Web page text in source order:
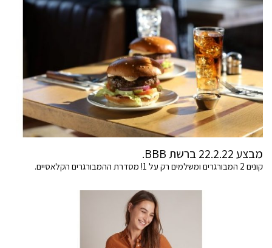
מבצע 22.2.22 ברשת BBB.
קונים 2 המבורגרים ומשלמים רק על 1! מסדרת ההמבורגרים הקלאסיים.